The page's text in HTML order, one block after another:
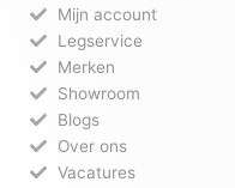
Mijn account
Legservice
Merken
Showroom
Blogs
Over ons
Vacatures